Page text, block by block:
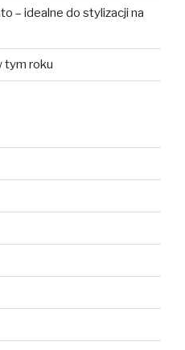
– idealne do stylizacji na
tym roku